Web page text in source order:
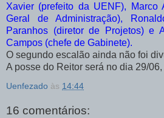
Xavier (prefeito da UENF), Marco
Geral de Administração),
Paranhos (diretor de Projetos) e
Campos (chefe de Gabinete).
O segundo escalão ainda não foi
A posse do Reitor será no dia 29/
Uenfezado às 14:44
16 comentários: